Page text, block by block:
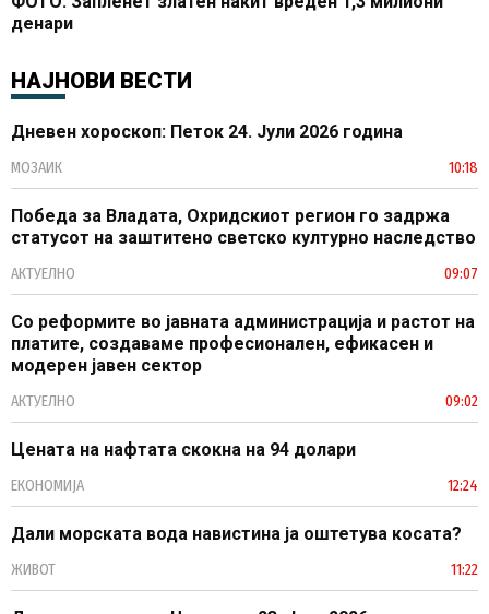
денари
НАЈНОВИ ВЕСТИ
Дневен хороскоп: Петок 24. Јули 2026 година
МОЗАИК 10:18
Победа за Владата, Охридскиот регион го задржа
статусот на заштитено светско културно наследство
АКТУЕЛНО 09:07
Со реформите во јавната администрација и растот на
платите, создаваме професионален, ефикасен и
модерен јавен сектор
АКТУЕЛНО 09:02
Цената на нафтата скокна на 94 долари
ЕКОНОМИЈА 12:24
Дали морската вода навистина ја оштетува косата?
ЖИВОТ 11:22